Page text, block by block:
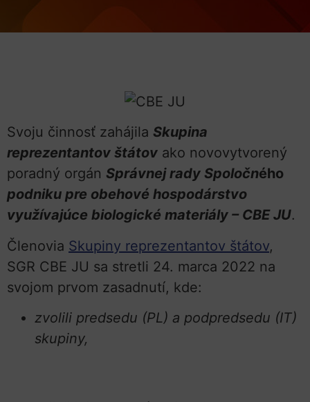
Svoju činnosť zahájila Skupina
reprezentantov štátov ako novovytvorený
poradný orgán Správnej rady Spoločného
podniku pre obehové hospodárstvo
využívajúce biologické materiály – CBE JU.
Členovia Skupiny reprezentantov štátov,
SGR CBE JU sa stretli 24. marca 2022 na
svojom prvom zasadnutí, kde:
zvolili predsedu (PL) a podpredsedu (IT)
skupiny,